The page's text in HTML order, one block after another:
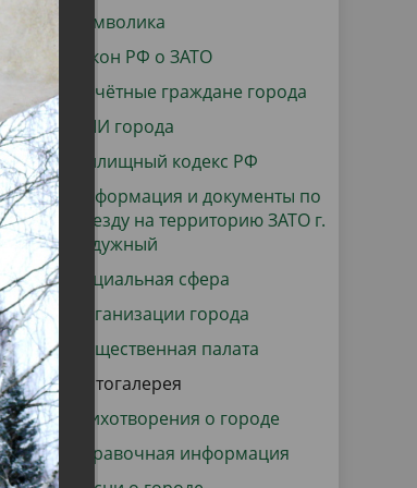
Городская среда
данных
Региональный контроль
Поддержка малого и среднего
предпринимательства
Символика
Закон РФ о ЗАТО
Почётные граждане города
СМИ города
Жилищный кодекс РФ
Информация и документы по
въезду на территорию ЗАТО г.
Радужный
Социальная сфера
Организации города
Общественная палата
Фотогалерея
Стихотворения о городе
Справочная информация